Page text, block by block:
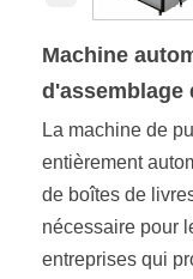
Machine
d'assemblage
La machine de
entièrement
de boîtes de
nécessaire pour
entreprises qui